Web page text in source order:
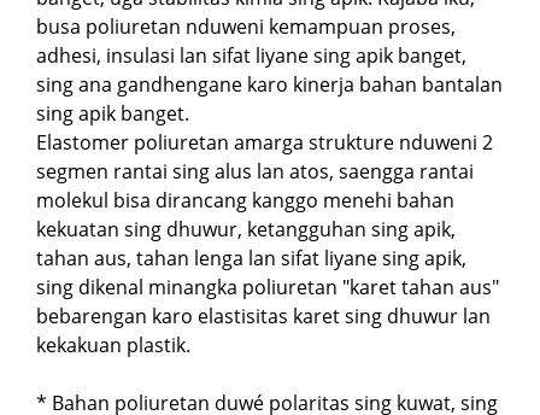
busa poliuretan nduweni kemampuan proses,
adhesi, insulasi lan sifat liyane sing apik banget,
sing ana gandhengane karo kinerja bahan bantalan
sing apik banget.
Elastomer poliuretan amarga strukture nduweni 2
segmen rantai sing alus lan atos, saengga rantai
molekul bisa dirancang kanggo menehi bahan
kekuatan sing dhuwur, ketangguhan sing apik,
tahan aus, tahan lenga lan sifat liyane sing apik,
sing dikenal minangka poliuretan "karet tahan aus"
bebarengan karo elastisitas karet sing dhuwur lan
kekakuan plastik.
* Bahan poliuretan duwé polaritas sing kuwat, sing